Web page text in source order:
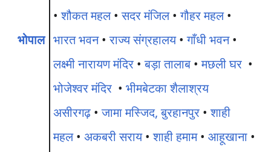
भोपाल
•शौकत महल•सदर मंजिल•गौहर महल•
भारत भवन•राज्य संग्रहालय•गाँधी भवन•
लक्ष्मी नारायण मंदिर •बड़ा तालाब •मछली घर •
भोजेश्वर मंदिर • भीमबेटका शैलाश्रय
असीरगढ़ •जामा मस्जिद, बुरहानपुर •शाही
महल• अकबरी सराय•शाही हमाम• आहूखाना •